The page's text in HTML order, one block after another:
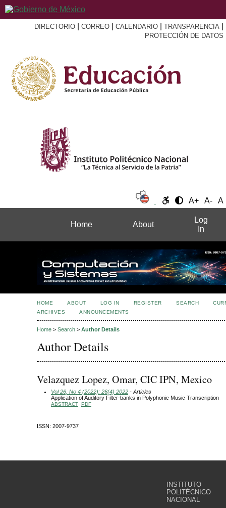
DIRECTORIO CORREO CALENDARIO TRANSPARENCIA
PROTECCIÓN DE DATOS
A+ A- A
Home About
Log
In
HOME ABOUT LOG IN REGISTER SEARCH
ARCHIVES
ANNOUNCEMENTS
Home > Search > Author Details
Author Details
Velazquez Lopez, Omar, CIC IPN, Mexico
Vol 26, No 4 (2022): 26(4) 2022 - Articles
Application of Auditory Filter-banks in Polyphonic Music Transcription
ABSTRACT PDF
ISSN: 2007-9737
INSTITUTO
POLITÉCNICO
NACIONAL